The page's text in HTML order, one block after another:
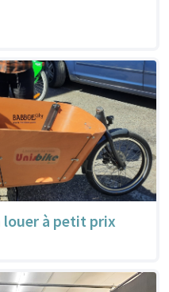
louer à petit prix